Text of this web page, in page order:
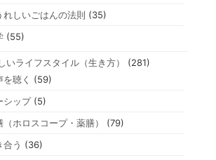
れしいごはんの法則 (35)
(55)
いライフスタイル（生き方）
(281)
聴く
(59)
シップ(5)
ホロスコープ・薬膳）
(79)
合う (36)